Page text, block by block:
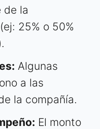
de la
25% o 50%
Algunas
a las
la compañía.
El monto